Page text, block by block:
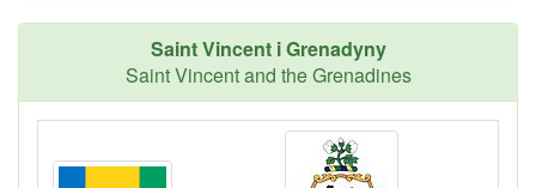
Saint Vincent i Grenadyny
Saint Vincent and the Grenadines